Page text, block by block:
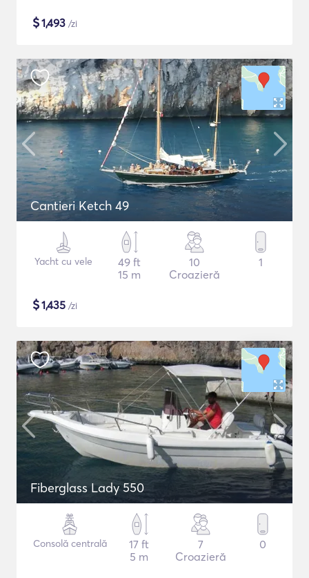
$1,493 /zi
Cantieri Ketch 49
Yacht cu vele
49 ft
15 m
10
Croazieră
1
$1,435 /zi
Fiberglass Lady 550
Consolă centrală
17 ft
5 m
7
Croazieră
0